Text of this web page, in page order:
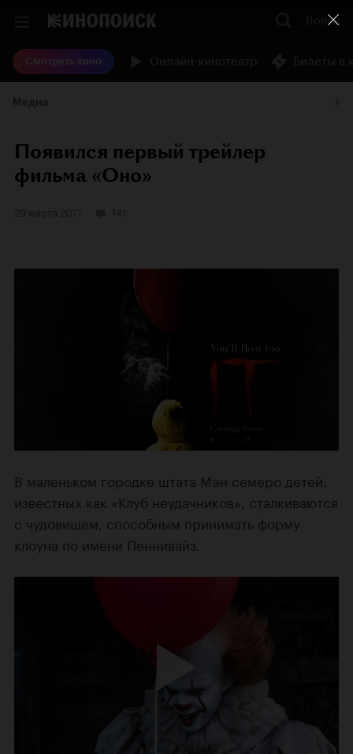
Войти
Смотреть кино
Появился первый трейлер
фильма «Оно»
В маленьком городке штата Мэн семеро детей,
известных как «Клуб неудачников», сталкиваются
с чудовищем, способным принимать форму
клоуна по имени Пеннивайз.